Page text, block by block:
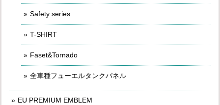
Safety series
T-SHIRT
Faset&Tornado
全車種フューエルタンクパネル
EU PREMIUM EMBLEM